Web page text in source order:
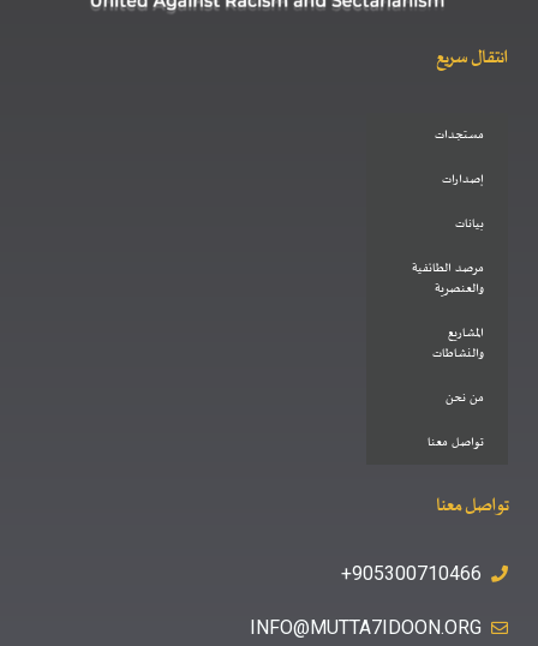
انتقال سريع
مستجدات
إصدارات
بيانات
مرصد الطائفية
والعنصرية
المشاريع
والنشاطات
من نحن
تواصل معنا
تواصل معنا
905300710466+
INFO@MUTTA7IDOON.ORG